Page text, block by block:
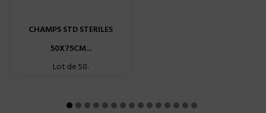
CHAMPS STD STERILES
50X75CM...
Lot de 50.